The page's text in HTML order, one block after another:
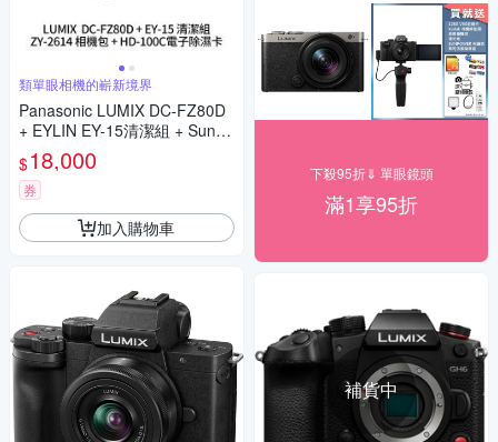
類單眼相機的嶄新境界
Panasonic LUMIX DC-FZ80D
+ EYLIN EY-15清潔組 + SunLi
ght ZY-2614相機包 + EirMai 銳
瑪 HD-100C電子除濕卡 FZ80
D (公司貨)
$18,000
券
加入購物車
下殺95折⇓ 單眼鏡頭
滿1享95折
補貨中